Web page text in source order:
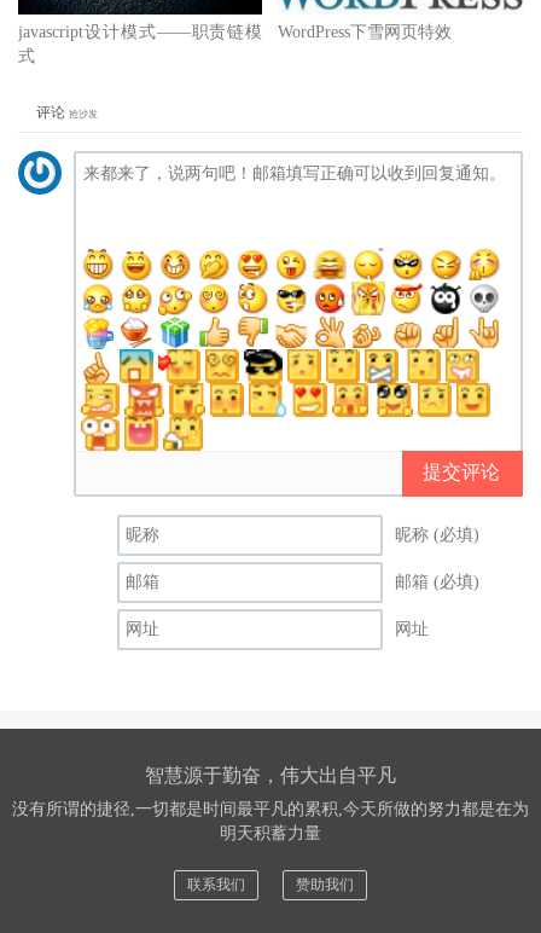
javascript设计模式——职责链模
式
WordPress下雪网页特效
评论 抢沙发
提交评论
昵称 (必填)
邮箱 (必填)
网址
智慧源于勤奋，伟大出自平凡
没有所谓的捷径,一切都是时间最平凡的累积,今天所做的努力都是在为
明天积蓄力量
联系我们 赞助我们